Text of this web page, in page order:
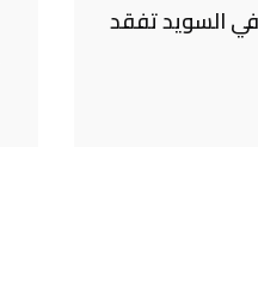
السويد تفقد